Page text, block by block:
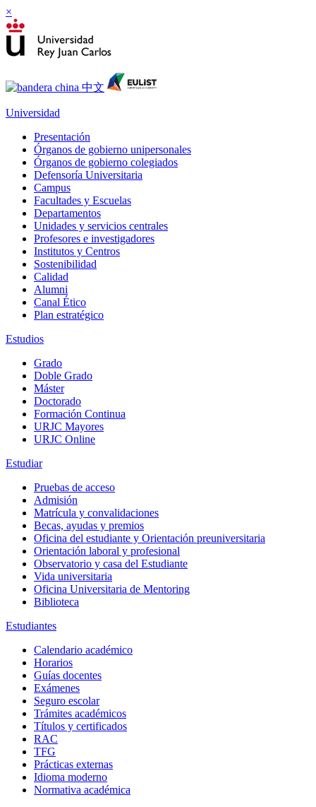
×
Universidad
Presentación
Órganos de gobierno unipersonales
Órganos de gobierno colegiados
Defensoría Universitaria
Campus
Facultades y Escuelas
Departamentos
Unidades y servicios centrales
Profesores e investigadores
Institutos y Centros
Sostenibilidad
Calidad
Alumni
Canal Ético
Plan estratégico
Estudios
Grado
Doble Grado
Máster
Doctorado
Formación Continua
URJC Mayores
URJC Online
Estudiar
Pruebas de acceso
Admisión
Matrícula y convalidaciones
Becas, ayudas y premios
Oficina del estudiante y Orientación preuniversitaria
Orientación laboral y profesional
Observatorio y casa del Estudiante
Vida universitaria
Oficina Universitaria de Mentoring
Biblioteca
Estudiantes
Calendario académico
Horarios
Guías docentes
Exámenes
Seguro escolar
Trámites académicos
Títulos y certificados
RAC
TFG
Prácticas externas
Idioma moderno
Normativa académica